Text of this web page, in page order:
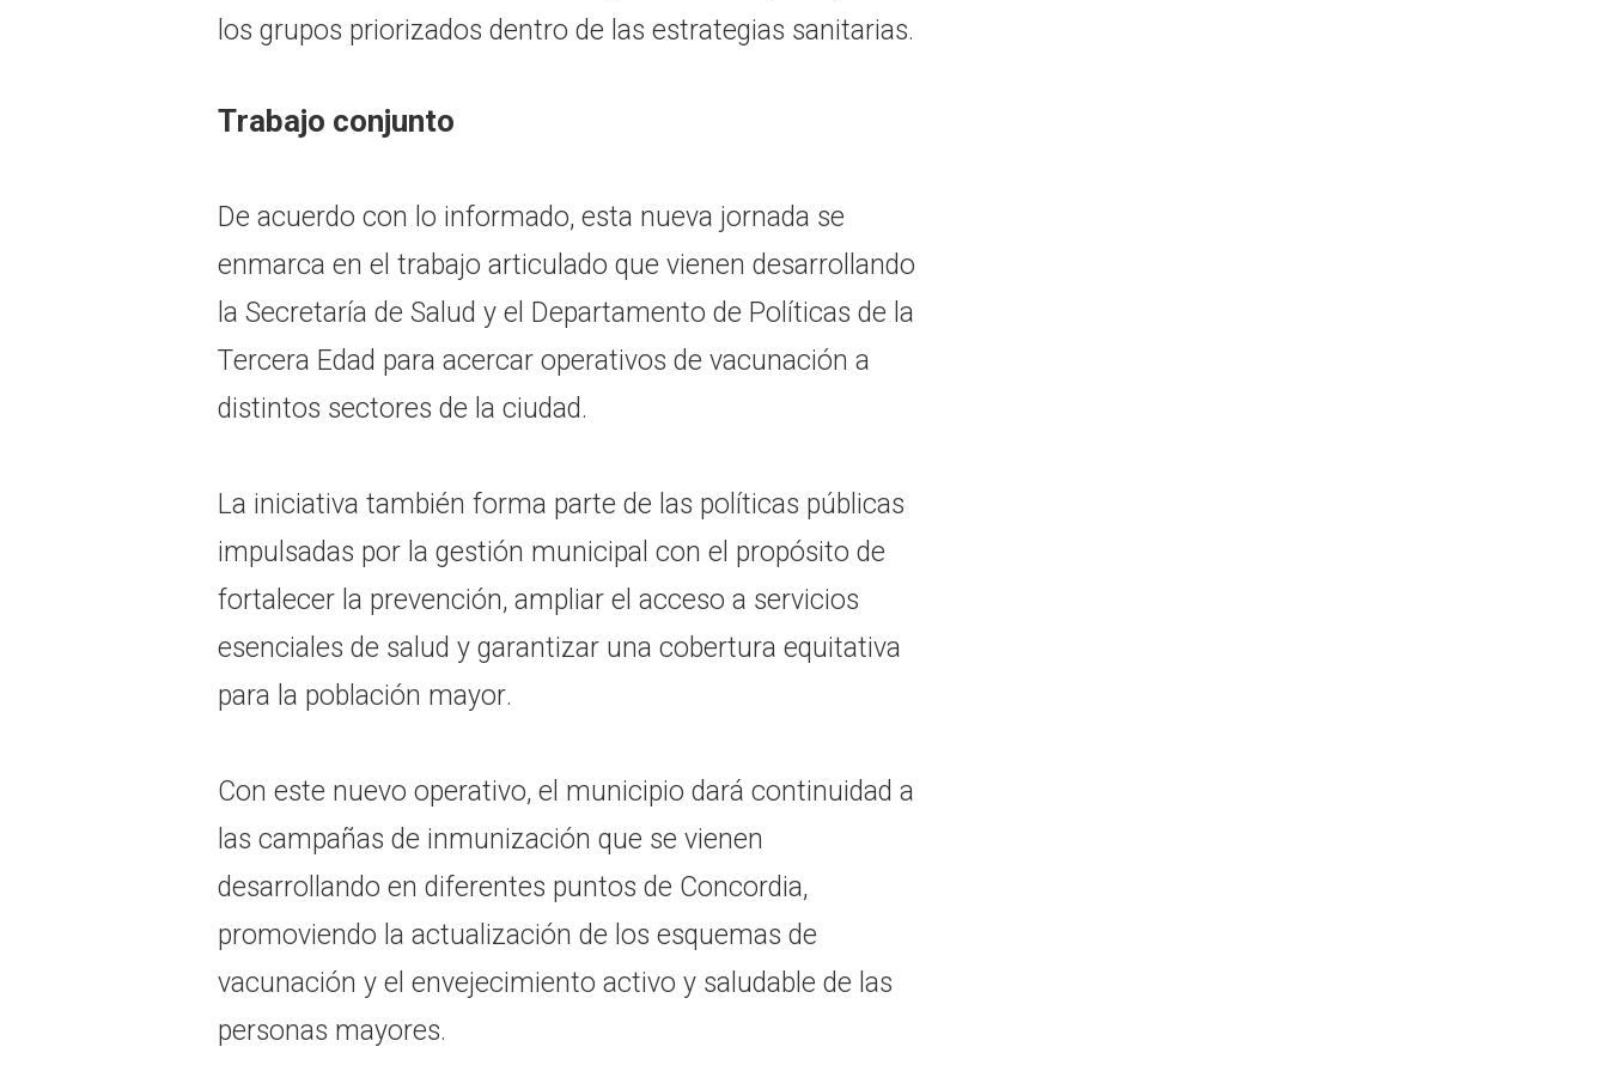
los grupos priorizados dentro de las estrategias sanitarias.
Trabajo conjunto
De acuerdo con lo informado, esta nueva jornada se
enmarca en el trabajo articulado que vienen desarrollando
la Secretaría de Salud y el Departamento de Políticas de la
Tercera Edad para acercar operativos de vacunación a
distintos sectores de la ciudad.
La iniciativa también forma parte de las políticas públicas
impulsadas por la gestión municipal con el propósito de
fortalecer la prevención, ampliar el acceso a servicios
esenciales de salud y garantizar una cobertura equitativa
para la población mayor.
Con este nuevo operativo, el municipio dará continuidad a
las campañas de inmunización que se vienen
desarrollando en diferentes puntos de Concordia,
promoviendo la actualización de los esquemas de
vacunación y el envejecimiento activo y saludable de las
personas mayores.